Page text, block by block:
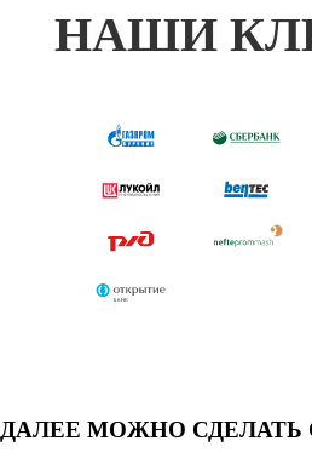
НАШИ
ДАЛЕЕ МОЖНО